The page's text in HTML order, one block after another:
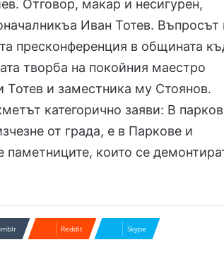
Отговор, макар и несигурен,
Иван Тотев. Въпросът
пресконференция в общината
творба на покойния маестро
Тотев и заместника му Стоянов.
категорично заяви: В
от града, е в Паркове и
паметниците, които се
Reddit Skype